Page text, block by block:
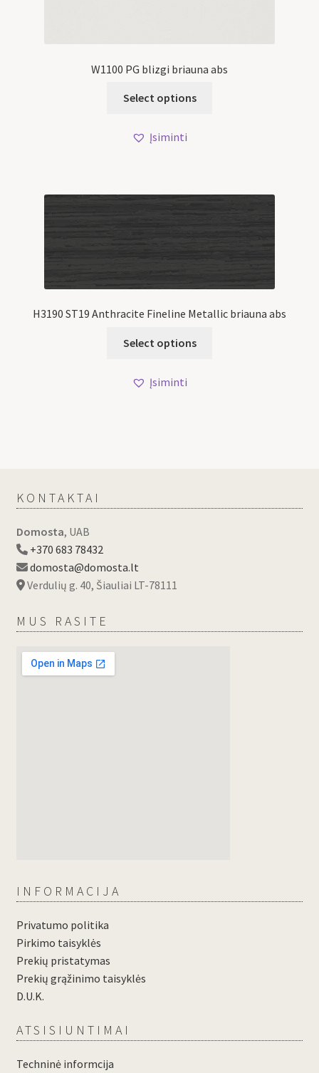
W1100 PG blizgi briauna abs
Select options
Įsiminti
H3190 ST19 Anthracite Fineline Metallic briauna abs
Select options
Įsiminti
KONTAKTAI
Domosta, UAB
+370 683 78432
domosta@domosta.lt
Verdulių g. 40, Šiauliai LT-78111
MUS RASITE
INFORMACIJA
Privatumo politika
Pirkimo taisyklės
Prekių pristatymas
Prekių grąžinimo taisyklės
D.U.K.
ATSISIUNTIMAI
Techninė informcija